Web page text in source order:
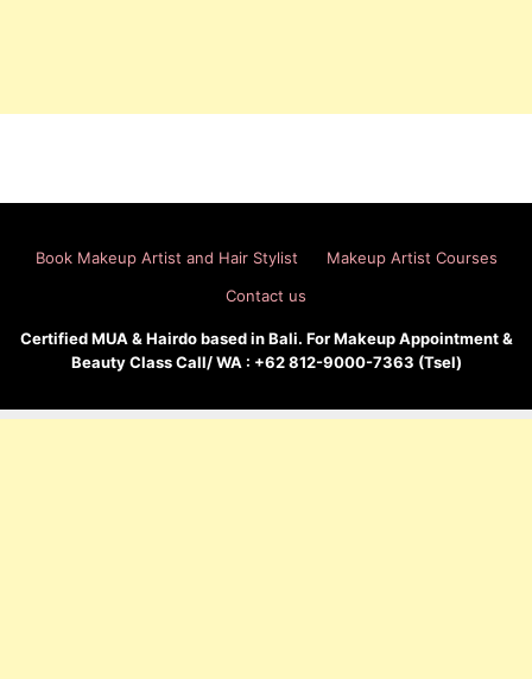
Book Makeup Artist and Hair Stylist
Makeup Artist Courses
Contact us
Certified MUA & Hairdo based in Bali. For Makeup Appointment &
Beauty Class Call/ WA : +62 812-9000-7363 (Tsel)